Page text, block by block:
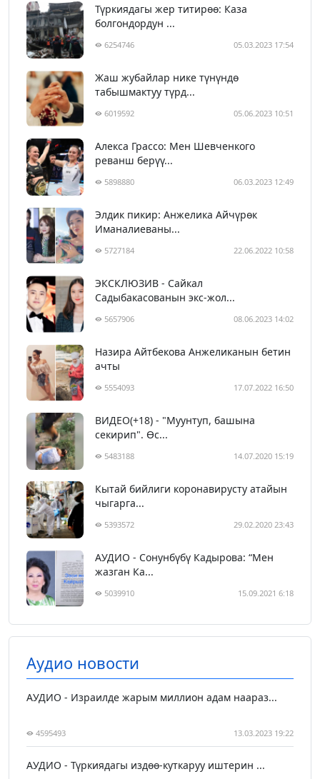
Түркиядагы жер титирөө: Каза
болгондордун ...
6254746 05.03.2023 17:54
Жаш жубайлар нике түнүндө
табышмактуу түрд...
6019592 05.06.2023 10:51
Алекса Грассо: Мен Шевченкого
реванш берүү...
5898880 06.03.2023 12:49
Элдик пикир: Анжелика Айчүрөк
Иманалиеваны...
5727184 22.06.2022 10:58
ЭКСКЛЮЗИВ - Сайкал
Садыбакасованын экс-жол...
5657906 08.06.2023 14:02
Назира Айтбекова Анжеликанын бетин
ачты
5554093 17.07.2022 16:50
ВИДЕО(+18) - "Муунтуп, башына
секирип". Өс...
5483188 14.07.2020 15:19
Кытай бийлиги коронавирусту атайын
чыгарга...
5393572 29.02.2020 23:43
АУДИО - Сонунбүбү Кадырова: “Мен
жазган Ка...
5039910 15.09.2021 6:18
Аудио новости
АУДИО - Израилде жарым миллион адам наараз...
4595493 13.03.2023 19:22
АУДИО - Түркиядагы издөө-куткаруу иштерин ...